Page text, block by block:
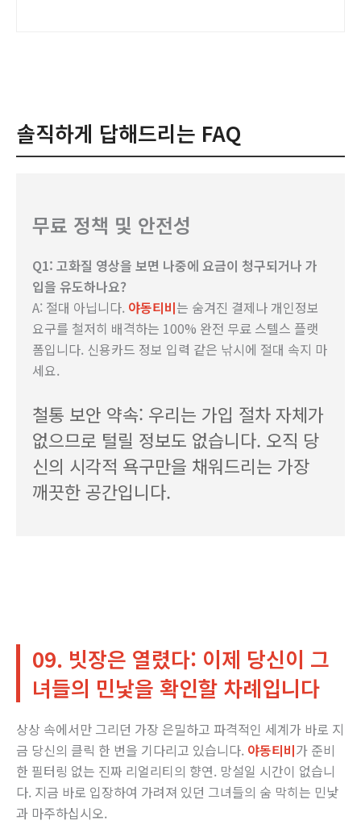
솔직하게 답해드리는 FAQ
무료 정책 및 안전성
Q1: 고화질 영상을 보면 나중에 요금이 청구되거나 가
입을 유도하나요?
A: 절대 아닙니다. 야동티비는 숨겨진 결제나 개인정보
요구를 철저히 배격하는 100% 완전 무료 스텔스 플랫
폼입니다. 신용카드 정보 입력 같은 낚시에 절대 속지 마
세요.
철통 보안 약속: 우리는 가입 절차 자체가
없으므로 털릴 정보도 없습니다. 오직 당
신의 시각적 욕구만을 채워드리는 가장
깨끗한 공간입니다.
09. 빗장은 열렸다: 이제 당신이 그
녀들의 민낯을 확인할 차례입니다
상상 속에서만 그리던 가장 은밀하고 파격적인 세계가 바로 지
금 당신의 클릭 한 번을 기다리고 있습니다. 야동티비가 준비
한 필터링 없는 진짜 리얼리티의 향연. 망설일 시간이 없습니
다. 지금 바로 입장하여 가려져 있던 그녀들의 숨 막히는 민낯
과 마주하십시오.